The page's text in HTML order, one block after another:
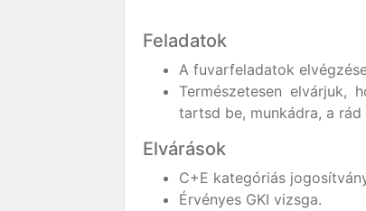
Feladatok
A fuvarfeladatok
Természetesen elvárjuk,
tartsd be, munkádra, a
Elvárások
C+E kategóriás
Érvényes GKI vizsga.